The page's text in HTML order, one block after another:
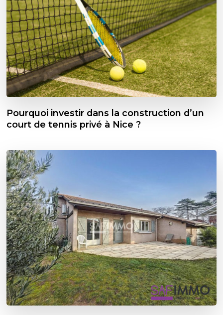
Pourquoi investir dans la construction d’un
court de tennis privé à Nice ?